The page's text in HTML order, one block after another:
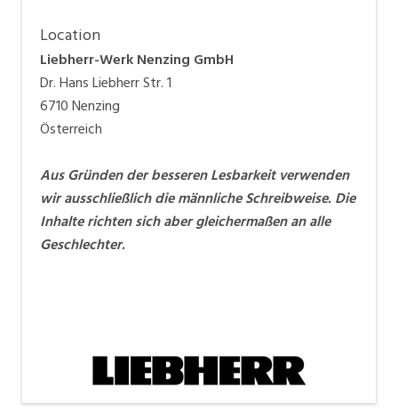
Location
Liebherr-Werk Nenzing GmbH
Dr. Hans Liebherr Str. 1
6710 Nenzing
Österreich
Aus Gründen der besseren Lesbarkeit verwenden
wir ausschließlich die männliche Schreibweise. Die
Inhalte richten sich aber gleichermaßen an alle
Geschlechter.